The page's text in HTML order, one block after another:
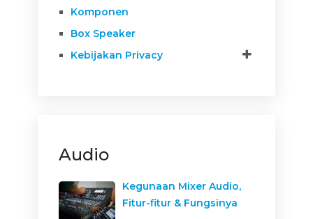
Komponen
Box Speaker
Kebijakan Privacy
Audio
Kegunaan Mixer Audio,
Fitur-fitur & Fungsinya